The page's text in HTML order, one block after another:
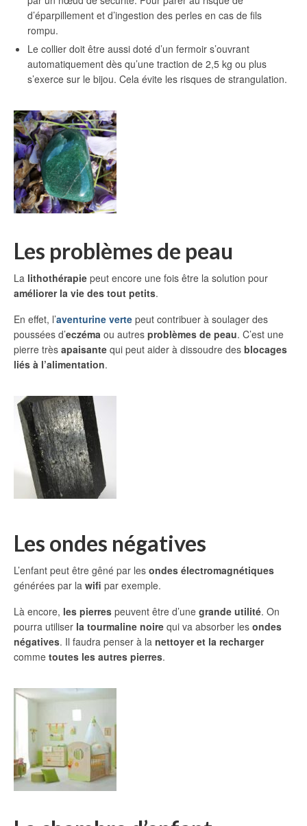
d’éparpillement et d’ingestion des perles en cas de fils
rompu.
Le collier doit être aussi doté d’un fermoir s’ouvrant
automatiquement dès qu’une traction de 2,5 kg ou plus
s’exerce sur le bijou. Cela évite les risques de strangulation.
Les problèmes de peau
La lithothérapie peut encore une fois être la solution pour
améliorer la vie des tout petits.
En effet, l’aventurine verte peut contribuer à soulager des
poussées d’eczéma ou autres problèmes de peau. C’est une
pierre très apaisante qui peut aider à dissoudre des blocages
liés à l’alimentation.
Les ondes négatives
L’enfant peut être gêné par les ondes électromagnétiques
générées par la wifi par exemple.
Là encore, les pierres peuvent être d’une grande utilité. On
pourra utiliser la tourmaline noire qui va absorber les ondes
négatives. Il faudra penser à la nettoyer et la recharger
comme toutes les autres pierres.